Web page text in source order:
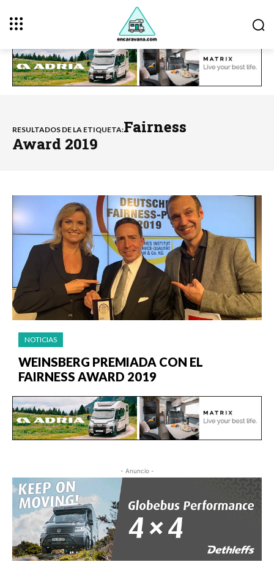
RESULTADOS DE LA ETIQUETA:Fairness
Award 2019
NOTICIAS
WEINSBERG PREMIADA CON EL
FAIRNESS AWARD 2019
- Anuncio -